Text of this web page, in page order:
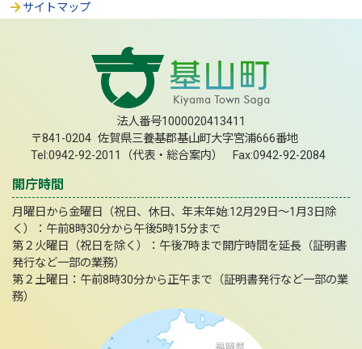
サイトマップ
法人番号1000020413411
〒841-0204 佐賀県三養基郡基山町大字宮浦666番地
Tel:0942-92-2011（代表・総合案内） Fax:0942-92-2084
開庁時間
月曜日から金曜日（祝日、休日、年末年始:12月29日～1月3日除
く）：午前8時30分から午後5時15分まで
第２火曜日（祝日を除く）：午後7時まで開庁時間を延長（証明書
発行など一部の業務）
第２土曜日：午前8時30分から正午まで（証明書発行など一部の業
務）